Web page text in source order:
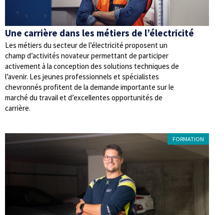
Une carrière dans les métiers de l’électricité
Les métiers du secteur de l’électricité proposent un
champ d’activités novateur permettant de participer
activement à la conception des solutions techniques de
l’avenir. Les jeunes professionnels et spécialistes
chevronnés profitent de la demande importante sur le
marché du travail et d’excellentes opportunités de
carrière.
FORMATION